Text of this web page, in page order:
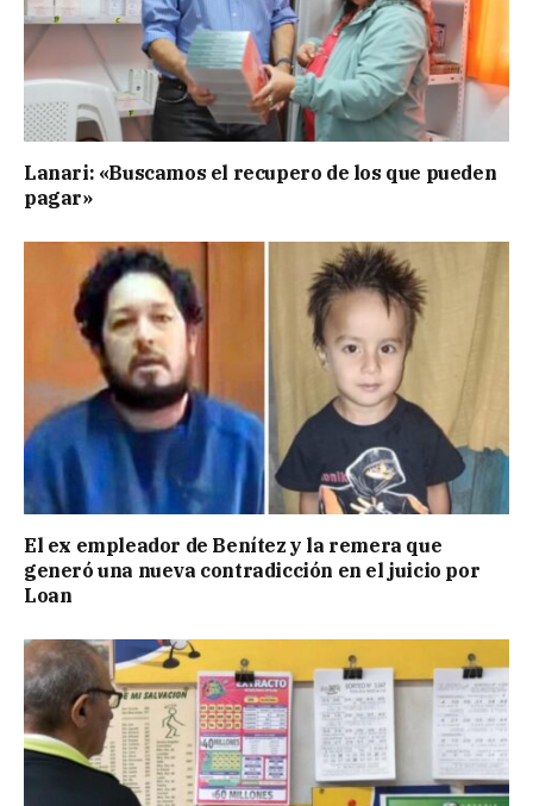
Lanari: «Buscamos el recupero de los que pueden
pagar»
El ex empleador de Benítez y la remera que
generó una nueva contradicción en el juicio por
Loan